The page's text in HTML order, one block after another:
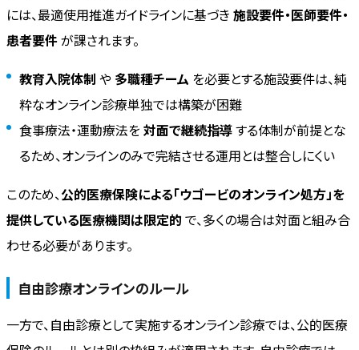
には、最適使用推進ガイドラインに基づき 施設要件・医師要件・
患者要件が課されます。
教育入院体制 や 多職種チーム を必要とする施設要件は、純
粋なオンライン診療単独では構築が困難
食事療法・運動療法を 対面で継続指導する体制が前提とな
るため、オンラインのみで完結させる運用とは整合しにくい
このため、公的医療保険による「ウゴービのオンライン処方」を
提供している医療機関は限定的で、多くの場合は対面と組み合
わせる必要があります。
自由診療オンラインのルール
一方で、自由診療として実施するオンライン診療では、公的医療